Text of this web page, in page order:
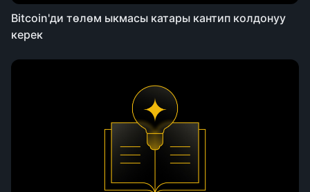
Bitcoin'ди төлөм ыкмасы катары кантип колдонуу
керек